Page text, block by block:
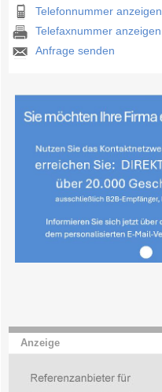
Telefonnummer anzeigen
Telefaxnummer anzeigen
Anfrage senden
Anzeige